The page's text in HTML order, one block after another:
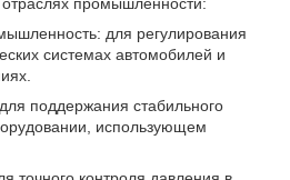
для регулирования
системах автомобилей и
поддержания стабильного
использующем